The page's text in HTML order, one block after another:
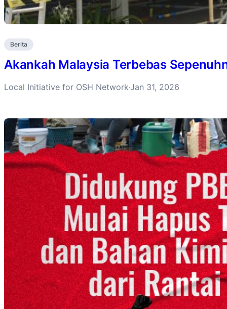
Berita
Akankah Malaysia Terbebas
Local Initiative for OSH Network·Jan 31, 2026